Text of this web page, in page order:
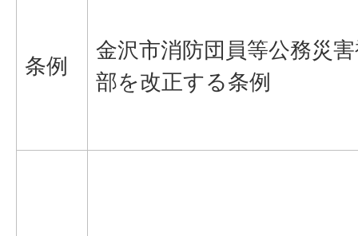
条例
金沢市消防団員等公務災
部を改正する条例